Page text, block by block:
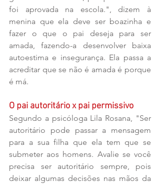
foi aprovada na escola.", dizem à
menina que ela deve ser boazinha e
fazer o que o pai deseja para ser
amada, fazendo-a desenvolver baixa
autoestima e insegurança. Ela passa a
acreditar que se não é amada é porque
é má.
O pai autoritário x pai permissivo
Segundo a psicóloga Lila Rosana, "Ser
autoritário pode passar a mensagem
para a sua filha que ela tem que se
submeter aos homens. Avalie se você
precisa ser autoritário sempre, pois
deixar algumas decisões nas mãos da